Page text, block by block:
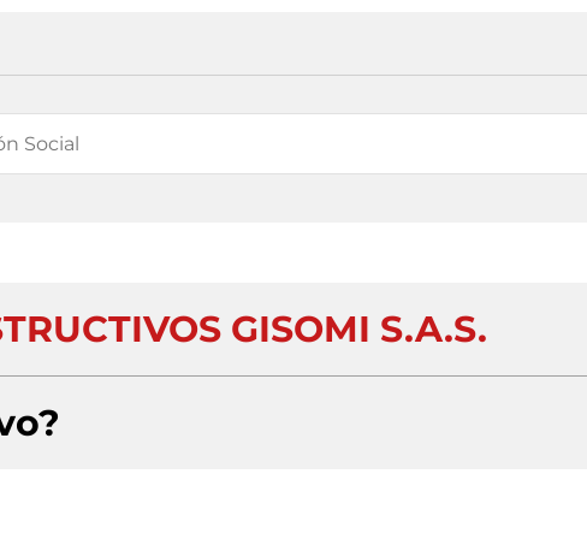
GISOMI S.A.S.